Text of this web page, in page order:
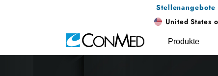
Produkte
Stellenangebote
United States